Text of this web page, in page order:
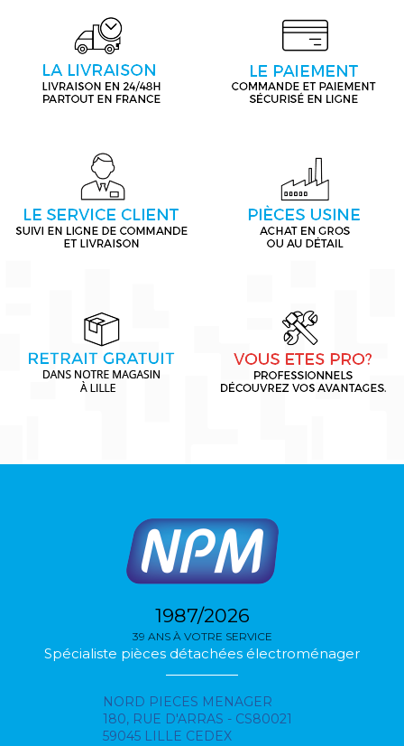
1987/2026
39 ANS À VOTRE SERVICE
Spécialiste pièces détachées électroménager
NORD PIECES MENAGER
180, RUE D'ARRAS - CS80021
59045 LILLE CEDEX